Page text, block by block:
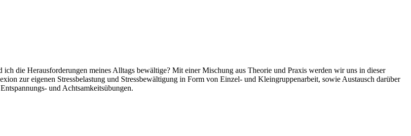
die Herausforderungen meines Alltags bewältige? Mit einer Mischung aus Theorie und Praxis werden wir uns in dieser
zur eigenen Stressbelastung und Stressbewältigung in Form von Einzel- und Kleingruppenarbeit, sowie Austausch darüber
und Achtsamkeitsübungen.